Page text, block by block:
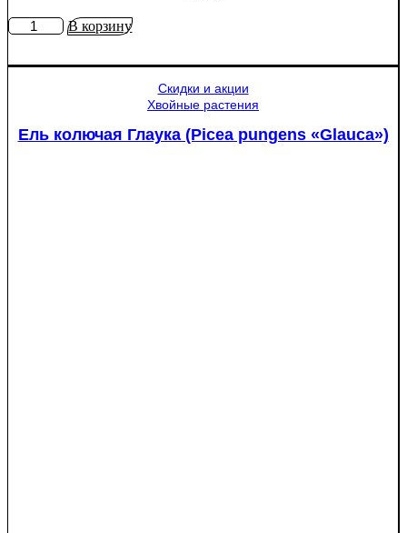
КоличествоВ корзину
Скидки и акции
Хвойные растения
Ель колючая Глаука (Picea pungens «Glauca»)